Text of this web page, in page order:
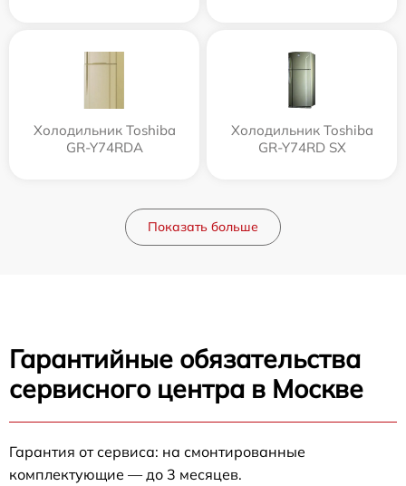
Холодильник Toshiba
GR-Y74RDA
Холодильник Toshiba
GR-Y74RD SX
Показать больше
Гарантийные обязательства
сервисного центра в Москве
Гарантия от сервиса: на смонтированные
комплектующие — до 3 месяцев.